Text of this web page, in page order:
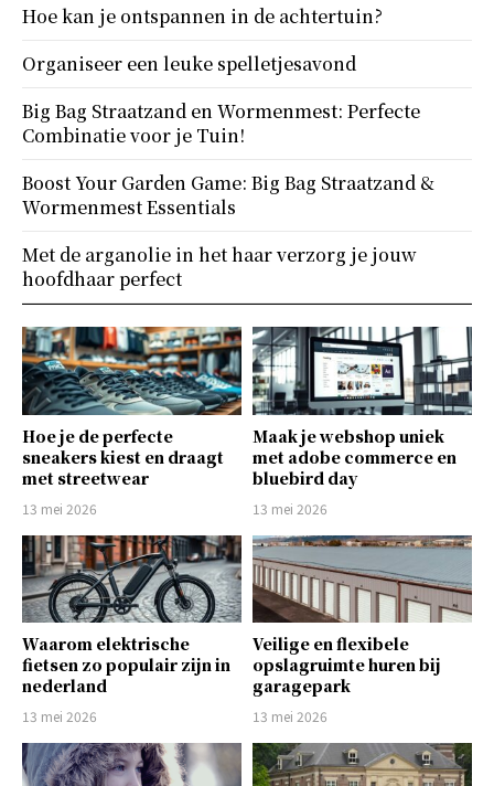
Hoe je de perfecte
sneakers kiest en draagt
met streetwear
13 mei 2026
Maak je webshop uniek
met adobe commerce en
bluebird day
13 mei 2026
Waarom elektrische
fietsen zo populair zijn in
nederland
13 mei 2026
Veilige en flexibele
opslagruimte huren bij
garagepark
13 mei 2026
Hoe kan je ontspannen in de achtertuin?
Organiseer een leuke spelletjesavond
Big Bag Straatzand en Wormenmest: Perfecte
Combinatie voor je Tuin!
Boost Your Garden Game: Big Bag Straatzand &
Wormenmest Essentials
Met de arganolie in het haar verzorg je jouw
hoofdhaar perfect